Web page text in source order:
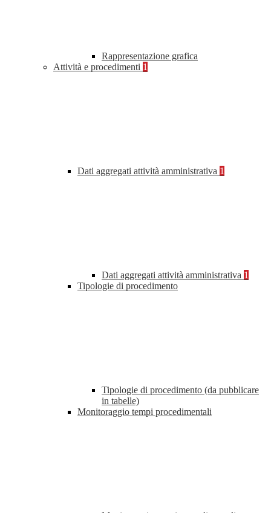
Rappresentazione grafica
Attività e procedimenti 1
Dati aggregati attività amministrativa 1
Dati aggregati attività amministrativa 1
Tipologie di procedimento
Tipologie di procedimento (da pubblicare
in tabelle)
Monitoraggio tempi procedimentali